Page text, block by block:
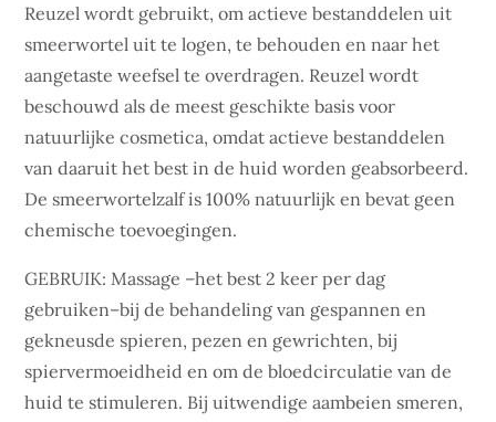
Reuzel wordt gebruikt, om actieve bestanddelen uit
smeerwortel uit te logen, te behouden en naar het
aangetaste weefsel te overdragen. Reuzel wordt
beschouwd als de meest geschikte basis voor
natuurlijke cosmetica, omdat actieve bestanddelen
van daaruit het best in de huid worden geabsorbeerd.
De smeerwortelzalf is 100% natuurlijk en bevat geen
chemische toevoegingen.
GEBRUIK: Massage –het best 2 keer per dag
gebruiken–bij de behandeling van gespannen en
gekneusde spieren, pezen en gewrichten, bij
spiervermoeidheid en om de bloedcirculatie van de
huid te stimuleren. Bij uitwendige aambeien smeren,